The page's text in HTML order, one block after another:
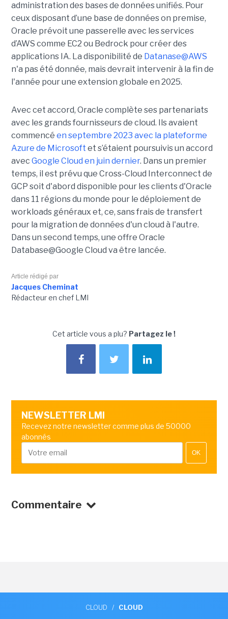
administration des bases de données unifiés. Pour
ceux disposant d’une base de données on premise,
Oracle prévoit une passerelle avec les services
d’AWS comme EC2 ou Bedrock pour créer des
applications IA. La disponibilité de Datanase@AWS
n'a pas été donnée, mais devrait intervenir à la fin de
l'année pour une extension globale en 2025.
Avec cet accord, Oracle complète ses partenariats
avec les grands fournisseurs de cloud. Ils avaient
commencé en septembre 2023 avec la plateforme
Azure de Microsoft et s’étaient poursuivis un accord
avec Google Cloud en juin dernier. Dans un premier
temps, il est prévu que Cross-Cloud Interconnect de
GCP soit d'abord disponible pour les clients d'Oracle
dans 11 régions du monde pour le déploiement de
workloads généraux et, ce, sans frais de transfert
pour la migration de données d'un cloud à l'autre.
Dans un second temps, une offre Oracle
Database@Google Cloud va être lancée.
Article rédigé par
Jacques Cheminat
Rédacteur en chef LMI
Cet article vous a plu? Partagez le !
NEWSLETTER LMI
Recevez notre newsletter comme plus de 50000
abonnés
OK
Commentaire
CLOUD / CLOUD